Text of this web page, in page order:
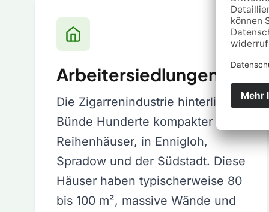
Arbeitersiedlungen
Die Zigarrenindustrie hinterließ
Bünde Hunderte kompakter
Reihenhäuser, in Ennigloh,
Spradow und der Südstadt. Diese
Häuser haben typischerweise 80
bis 100 m², massive Wände und